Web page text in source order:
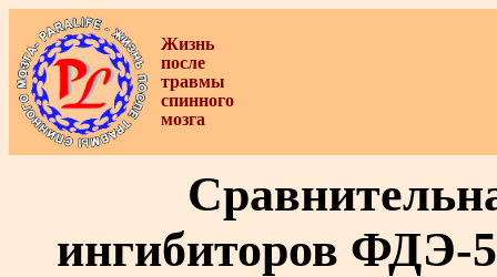
Жизнь
после
травмы
спинного
мозга
ингибиторов ФДЭ-